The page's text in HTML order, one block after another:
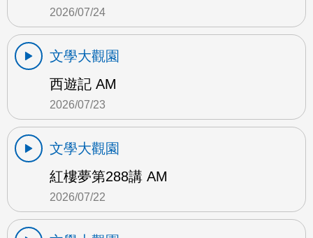
2026/07/24
文學大觀園
西遊記 AM
2026/07/23
文學大觀園
紅樓夢第288講 AM
2026/07/22